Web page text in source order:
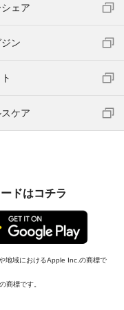
ェア
ン
ケア
ドはコチラ
地域におけるApple Inc.の商標で
商標です。